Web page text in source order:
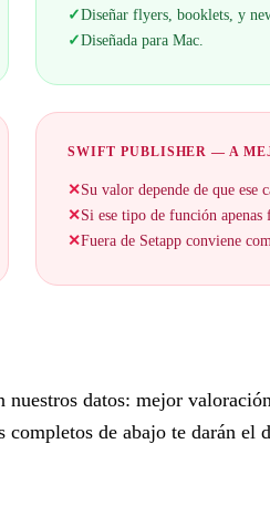
✓Diseñar flyers, booklets, y
✓Diseñada para Mac.
SWIFT PUBLISHER — A
✕Su valor depende de que ese
✕Si ese tipo de función
✕Fuera de Setapp conviene
nuestros datos: mejor
de abajo te darán el